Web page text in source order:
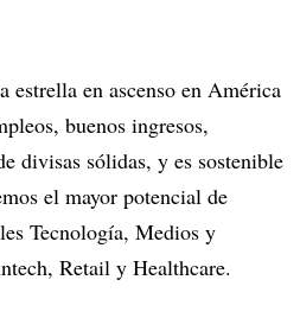
estrella en ascenso en América
buenos ingresos,
divisas sólidas, y es sostenible
el mayor potencial de
Tecnología, Medios y
Retail y Healthcare.